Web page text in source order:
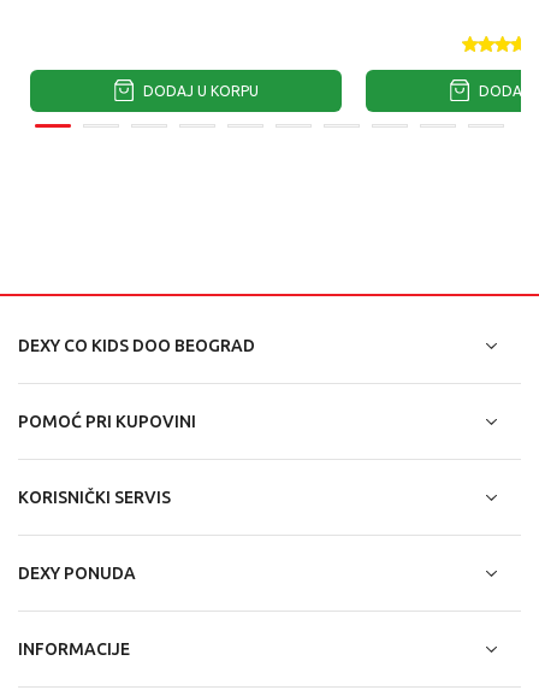
DODAJ U KORPU DODAJ
DEXY CO KIDS DOO BEOGRAD
POMOĆ PRI KUPOVINI
KORISNIČKI SERVIS
DEXY PONUDA
INFORMACIJE